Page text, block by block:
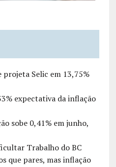
Selic em 13,75%
expectativa da inflação
sobe 0,41% em junho,
Trabalho do BC
que pares, mas inflação